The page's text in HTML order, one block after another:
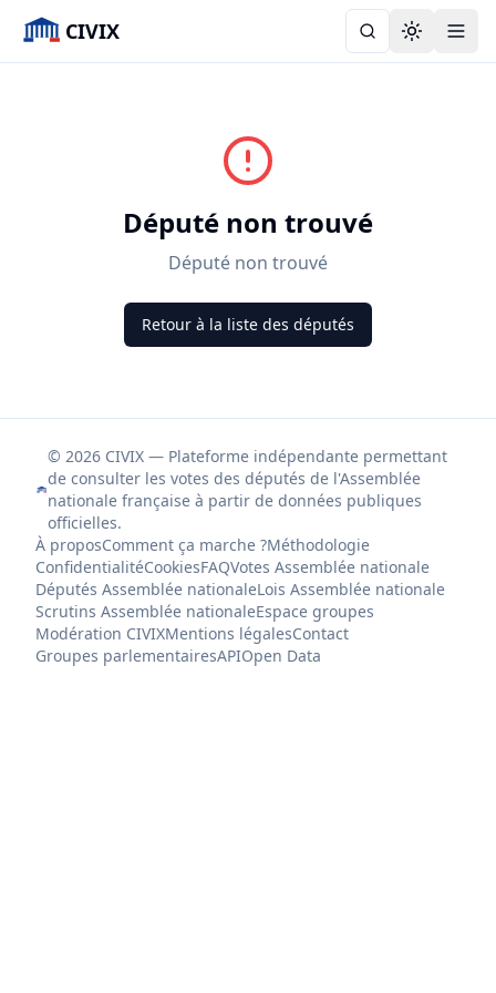
CIVIX Toggle
Député non trouvé
Député non trouvé
Retour à la liste des députés
© 2026 CIVIX — Plateforme indépendante permettant
de consulter les votes des députés de l'Assemblée
nationale française à partir de données publiques
officielles.
À proposComment ça marche ?Méthodologie
ConfidentialitéCookiesFAQVotes Assemblée nationale
Députés Assemblée nationaleLois Assemblée nationale
Scrutins Assemblée nationaleEspace groupes
Modération CIVIXMentions légalesContact
Groupes parlementairesAPIOpen Data